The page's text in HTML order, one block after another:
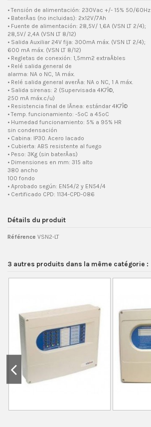
• Tensión de alimentación: 230Vac +/- 15% 50/60Hz
• BaterÃ­as (no incluidas): 2x12V/7Ah
• Fuente de alimentación: 28,5V/ 1,6A (VSN LT 2/4);
28,5V/ 2,4A (VSN LT 8/12)
• Salida Auxiliar 24V fija: 300mA máx. (VSN LT 2/4);
600 mA máx. (VSN LT 8/12)
• Regletas de conexión: 1,5mm2 extraÃ­bles
• Relé salida general de
alarma: NA o NC, 1A máx.
• Relé salida general averÃ­a: NA o NC, 1 A máx.
• Salida sirenas: 2 (Supervisada 4K7Î©,
250 mA máx.c/u)
• Resistencia final de lÃ­nea: estándar 4K7Î©
• Temp. funcionamiento: -5ºC a 45ºC
• Humedad funcionamiento: 5% a 95% HR
sin condensación
• Cabina: IP30. Acero lacado
• Cubierta: ABS resistente al fuego
• Peso: 3Kg (sin baterÃ­as)
• Dimensiones en mm: 315 alto
380 ancho
100 fondo
• Aprobado según: EN54/2 y EN54/4
• Certificado CPD: 1134-CPD-086
Détails du produit
Référence VSN2-LT
3 autres produits dans la même catégorie :